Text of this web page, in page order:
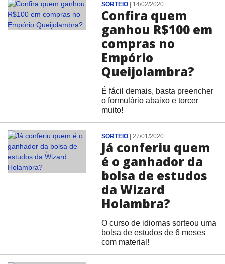
SORTEIO| 14/02/2020
Confira quem
ganhou R$100 em
compras no
Empório
Queijolambra?
É fácil demais, basta preencher
o formulário abaixo e torcer
muito!
SORTEIO| 27/01/2020
Já conferiu quem
é o ganhador da
bolsa de estudos
da Wizard
Holambra?
O curso de idiomas sorteou uma
bolsa de estudos de 6 meses
com material!